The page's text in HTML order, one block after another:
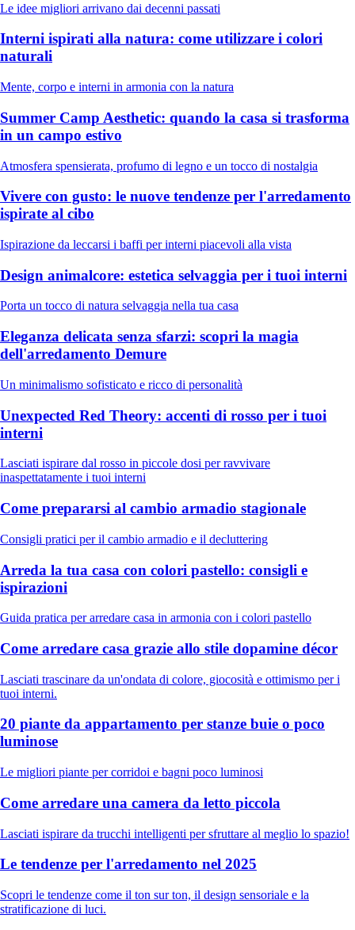
Le idee migliori arrivano dai decenni passati
Interni ispirati alla natura: come utilizzare i colori
naturali
Mente, corpo e interni in armonia con la natura
Summer Camp Aesthetic: quando la casa si trasforma
in un campo estivo
Atmosfera spensierata, profumo di legno e un tocco di nostalgia
Vivere con gusto: le nuove tendenze per l'arredamento
ispirate al cibo
Ispirazione da leccarsi i baffi per interni piacevoli alla vista
Design animalcore: estetica selvaggia per i tuoi interni
Porta un tocco di natura selvaggia nella tua casa
Eleganza delicata senza sfarzi: scopri la magia
dell'arredamento Demure
Un minimalismo sofisticato e ricco di personalità
Unexpected Red Theory: accenti di rosso per i tuoi
interni
Lasciati ispirare dal rosso in piccole dosi per ravvivare
inaspettatamente i tuoi interni
Come prepararsi al cambio armadio stagionale
Consigli pratici per il cambio armadio e il decluttering
Arreda la tua casa con colori pastello: consigli e
ispirazioni
Guida pratica per arredare casa in armonia con i colori pastello
Come arredare casa grazie allo stile dopamine décor
Lasciati trascinare da un'ondata di colore, giocosità e ottimismo per i
tuoi interni.
20 piante da appartamento per stanze buie o poco
luminose
Le migliori piante per corridoi e bagni poco luminosi
Come arredare una camera da letto piccola
Lasciati ispirare da trucchi intelligenti per sfruttare al meglio lo spazio!
Le tendenze per l'arredamento nel 2025
Scopri le tendenze come il ton sur ton, il design sensoriale e la
stratificazione di luci.